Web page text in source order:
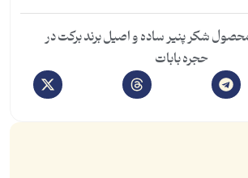
شکر پنیر ساده و اصیل برند برکت در
حجره بابات